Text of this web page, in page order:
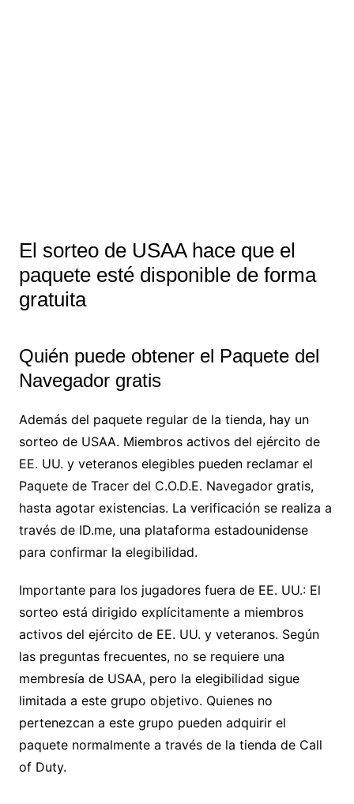
El sorteo de USAA hace que el
paquete esté disponible de forma
gratuita
Quién puede obtener el Paquete del
Navegador gratis
Además del paquete regular de la tienda, hay un
sorteo de USAA. Miembros activos del ejército de
EE. UU. y veteranos elegibles pueden reclamar el
Paquete de Tracer del C.O.D.E. Navegador gratis,
hasta agotar existencias. La verificación se realiza a
través de ID.me, una plataforma estadounidense
para confirmar la elegibilidad.
Importante para los jugadores fuera de EE. UU.: El
sorteo está dirigido explícitamente a miembros
activos del ejército de EE. UU. y veteranos. Según
las preguntas frecuentes, no se requiere una
membresía de USAA, pero la elegibilidad sigue
limitada a este grupo objetivo. Quienes no
pertenezcan a este grupo pueden adquirir el
paquete normalmente a través de la tienda de Call
of Duty.